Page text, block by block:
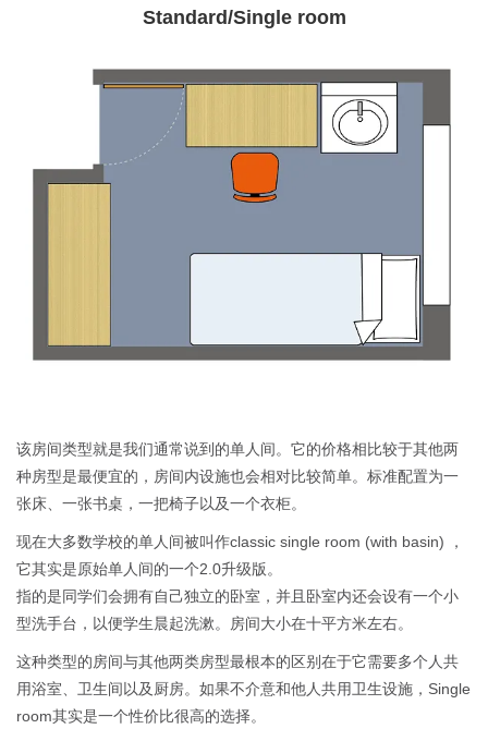
Standard/Single room
该房间类型就是我们通常说到的单人间。它的价格相比较于其他两
种房型是最便宜的，房间内设施也会相对比较简单。标准配置为一
张床、一张书桌，一把椅子以及一个衣柜。
现在大多数学校的单人间被叫作classic single room (with basin) ，
它其实是原始单人间的一个2.0升级版。
指的是同学们会拥有自己独立的卧室，并且卧室内还会设有一个小
型洗手台，以便学生晨起洗漱。房间大小在十平方米左右。
这种类型的房间与其他两类房型最根本的区别在于它需要多个人共
用浴室、卫生间以及厨房。如果不介意和他人共用卫生设施，Single
room其实是一个性价比很高的选择。